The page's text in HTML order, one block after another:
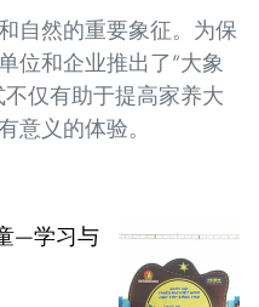
自然的重要象征。为保
位和企业推出了“大象
仅有助于提高家养大
意义的体验。
—学习与